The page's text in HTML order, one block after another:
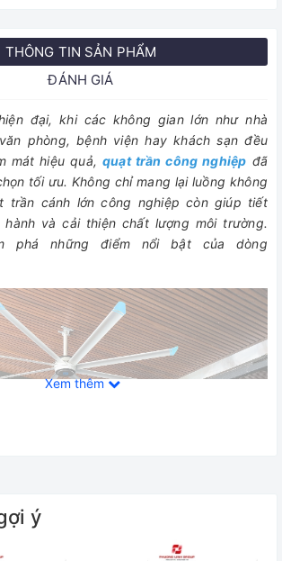
THÔNG TIN SẢN PHẨM
ĐÁNH GIÁ
đại, khi các không gian lớn như nhà
phòng, bệnh viện hay khách sạn đều
mát hiệu quả, quạt trần công nghiệp đã
tối ưu. Không chỉ mang lại luồng không
trần cánh lớn công nghiệp còn giúp tiết
và cải thiện chất lượng môi trường.
phá những điểm nổi bật của dòng
cánh dài - Sự lựa chọn thông
vực rộng lớn
Xem thêm
ý